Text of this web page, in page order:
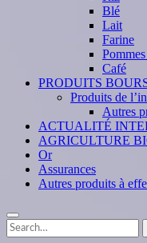
Blé
Lait
Farine
Café
PRODUITS
Produits de
Autres
ACTUALITÉ
AGRICULTURE
Or
Assurances
Autres produits à
Search
for:
Search